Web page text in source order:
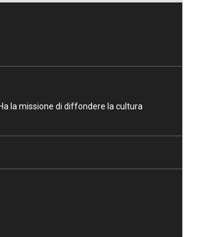
la missione di diffondere la cultura